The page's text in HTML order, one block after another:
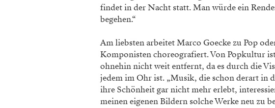
findet in der Nacht statt. Man würde ein
begehen.“
Am liebsten arbeitet Marco Goecke zu Pop
Komponisten choreografiert. Von Popkultur
ohnehin nicht weit entfernt, da es durch die
jedem im Ohr ist. „Musik, die schon derart in
ihre Schönheit gar nicht mehr erlebt,
meinen eigenen Bildern solche Werke neu zu